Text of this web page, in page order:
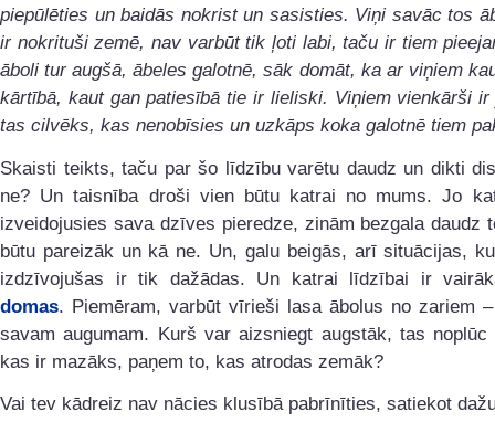
piepūlēties un baidās nokrist un sasisties. Viņi savāc tos
ir nokrituši zemē, nav varbūt tik ļoti labi, taču ir tiem
āboli tur augšā, ābeles galotnē, sāk domāt, ka ar viņiem
kārtībā, kaut gan patiesībā tie ir lieliski. Viņiem vienkārši ir
tas cilvēks, kas nenobīsies un uzkāps koka galotnē tiem
Skaisti teikts, taču par šo līdzību varētu daudz un dikti
ne? Un taisnība droši vien būtu katrai no mums. Jo
izveidojusies sava dzīves pieredze, zinām bezgala daudz
būtu pareizāk un kā ne. Un, galu beigās, arī situācijas,
izdzīvojušas ir tik dažādas. Un katrai līdzībai ir
domas. Piemēram, varbūt vīrieši lasa ābolus no zariem
savam augumam. Kurš var aizsniegt augstāk, tas noplūc
kas ir mazāks, paņem to, kas atrodas zemāk?
Vai tev kādreiz nav nācies klusībā pabrīnīties, satiekot